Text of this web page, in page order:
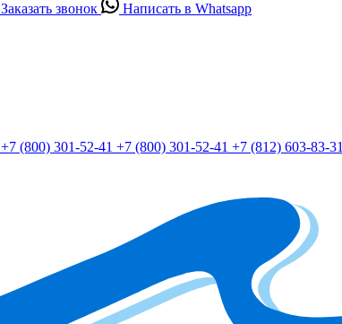
Заказать звонок Написать в Whatsapp
+7 (800) 301-52-41 +7 (800) 301-52-41 +7 (812) 603-83-31